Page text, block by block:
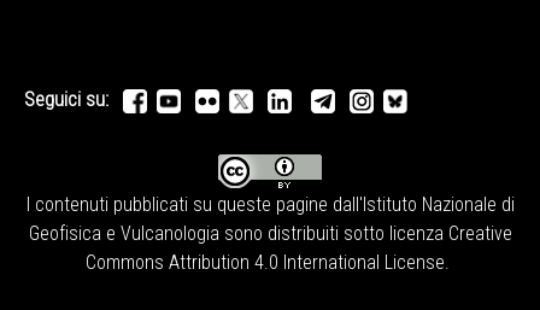
Seguici su:
I contenuti pubblicati su queste pagine dall' Istituto Nazionale di
Geofisica e Vulcanologia sono distribuiti sotto licenza Creative
Commons Attribution 4.0 International License.